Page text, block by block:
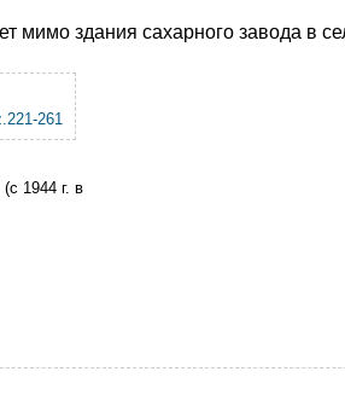
мимо здания сахарного завода в
261
1944 г. в